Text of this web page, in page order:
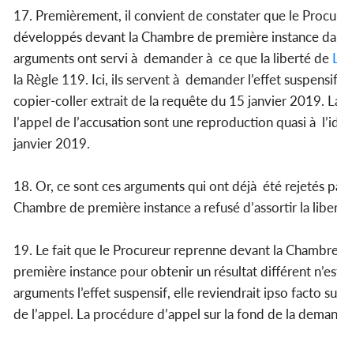
17. Premièrement, il convient de constater que le
développés devant la Chambre de première instance
arguments ont servi à demander à ce que la liberté de
la Règle 119. Ici, ils servent à demander l’effet
copier-coller extrait de la requête du 15 janvier 2019.
l’appel de l’accusation sont une reproduction quasi à
janvier 2019.
18. Or, ce sont ces arguments qui ont déjà été rejetés
Chambre de première instance a refusé d’assortir la
19. Le fait que le Procureur reprenne devant la
première instance pour obtenir un résultat différent
arguments l’effet suspensif, elle reviendrait ipso facto
de l’appel. La procédure d’appel sur la fond de la